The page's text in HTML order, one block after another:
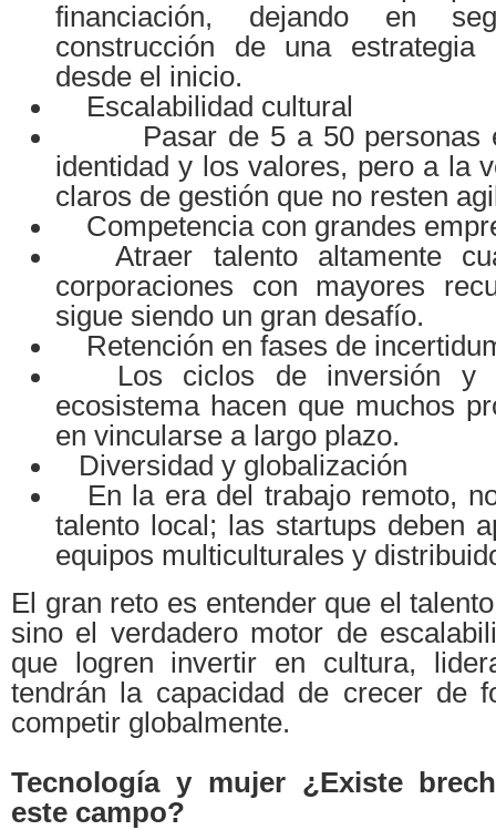
financiación, dejando en
construcción de una
desde el inicio.
Escalabilidad cultural
Pasar de 5 a 50 personas
identidad y los valores, pero a la
claros de gestión que no resten
Competencia con grandes
Atraer talento altamente
corporaciones con mayores
sigue siendo un gran desafío.
Retención en fases de
Los ciclos de inversión y
ecosistema hacen que muchos
en vincularse a largo plazo.
Diversidad y globalización
En la era del trabajo remoto,
talento local; las startups deben
equipos multiculturales y
El gran reto es entender que el
sino el verdadero motor de
que logren invertir en cultura,
tendrán la capacidad de crecer de
competir globalmente.
Tecnología y mujer ¿Existe
este campo?